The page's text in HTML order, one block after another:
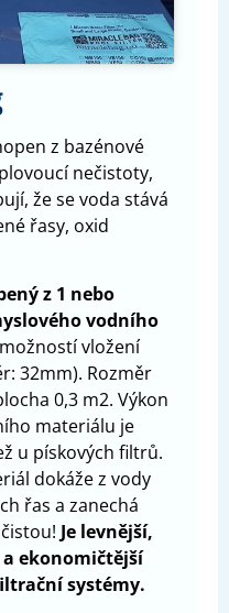
z bazénové
nečistoty,
že se voda stává
řasy, oxid
z 1 nebo
vodního
vložení
32mm). Rozměr
0,3 m2. Výkon
materiálu je
u pískových filtrů.
dokáže z vody
řas a zanechá
Je levnější,
ekonomičtější
systémy.